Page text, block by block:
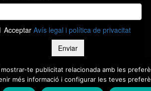
te publicitat relacionada amb les
més informació i configurar les teves